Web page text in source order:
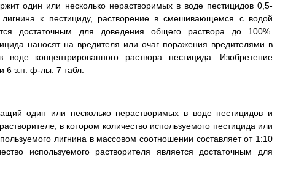
один или несколько нерастворимых в воде пестицидов 0,5-
к пестициду, растворение в смешивающемся с водой
достаточным для доведения общего раствора до 100%.
наносят на вредителя или очаг поражения вредителями в
концентрированного раствора пестицида. Изобретение
6 з.п. ф-лы. 7 табл.
один или несколько нерастворимых в воде пестицидов и
в котором количество используемого пестицида или
лигнина в массовом соотношении составляет от 1:10
используемого растворителя является достаточным для